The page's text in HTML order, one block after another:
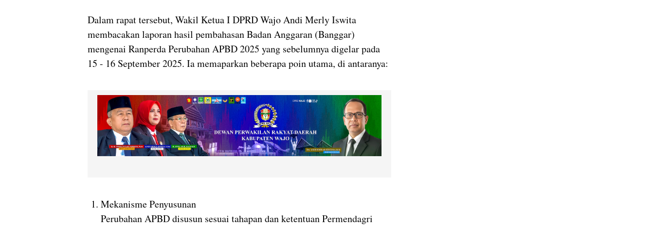
Dalam rapat tersebut, Wakil Ketua I DPRD Wajo Andi Merly Iswita
membacakanlaporan hasil pembahasan Badan Anggaran (Banggar)
mengenai Ranperda Perubahan APBD 2025 yang sebelumnya digelar pada
15 - 16 September 2025. Ia memaparkan beberapa poin utama, di antaranya:
Mekanisme Penyusunan
Perubahan APBD disusun sesuai tahapan dan ketentuanPermendagri